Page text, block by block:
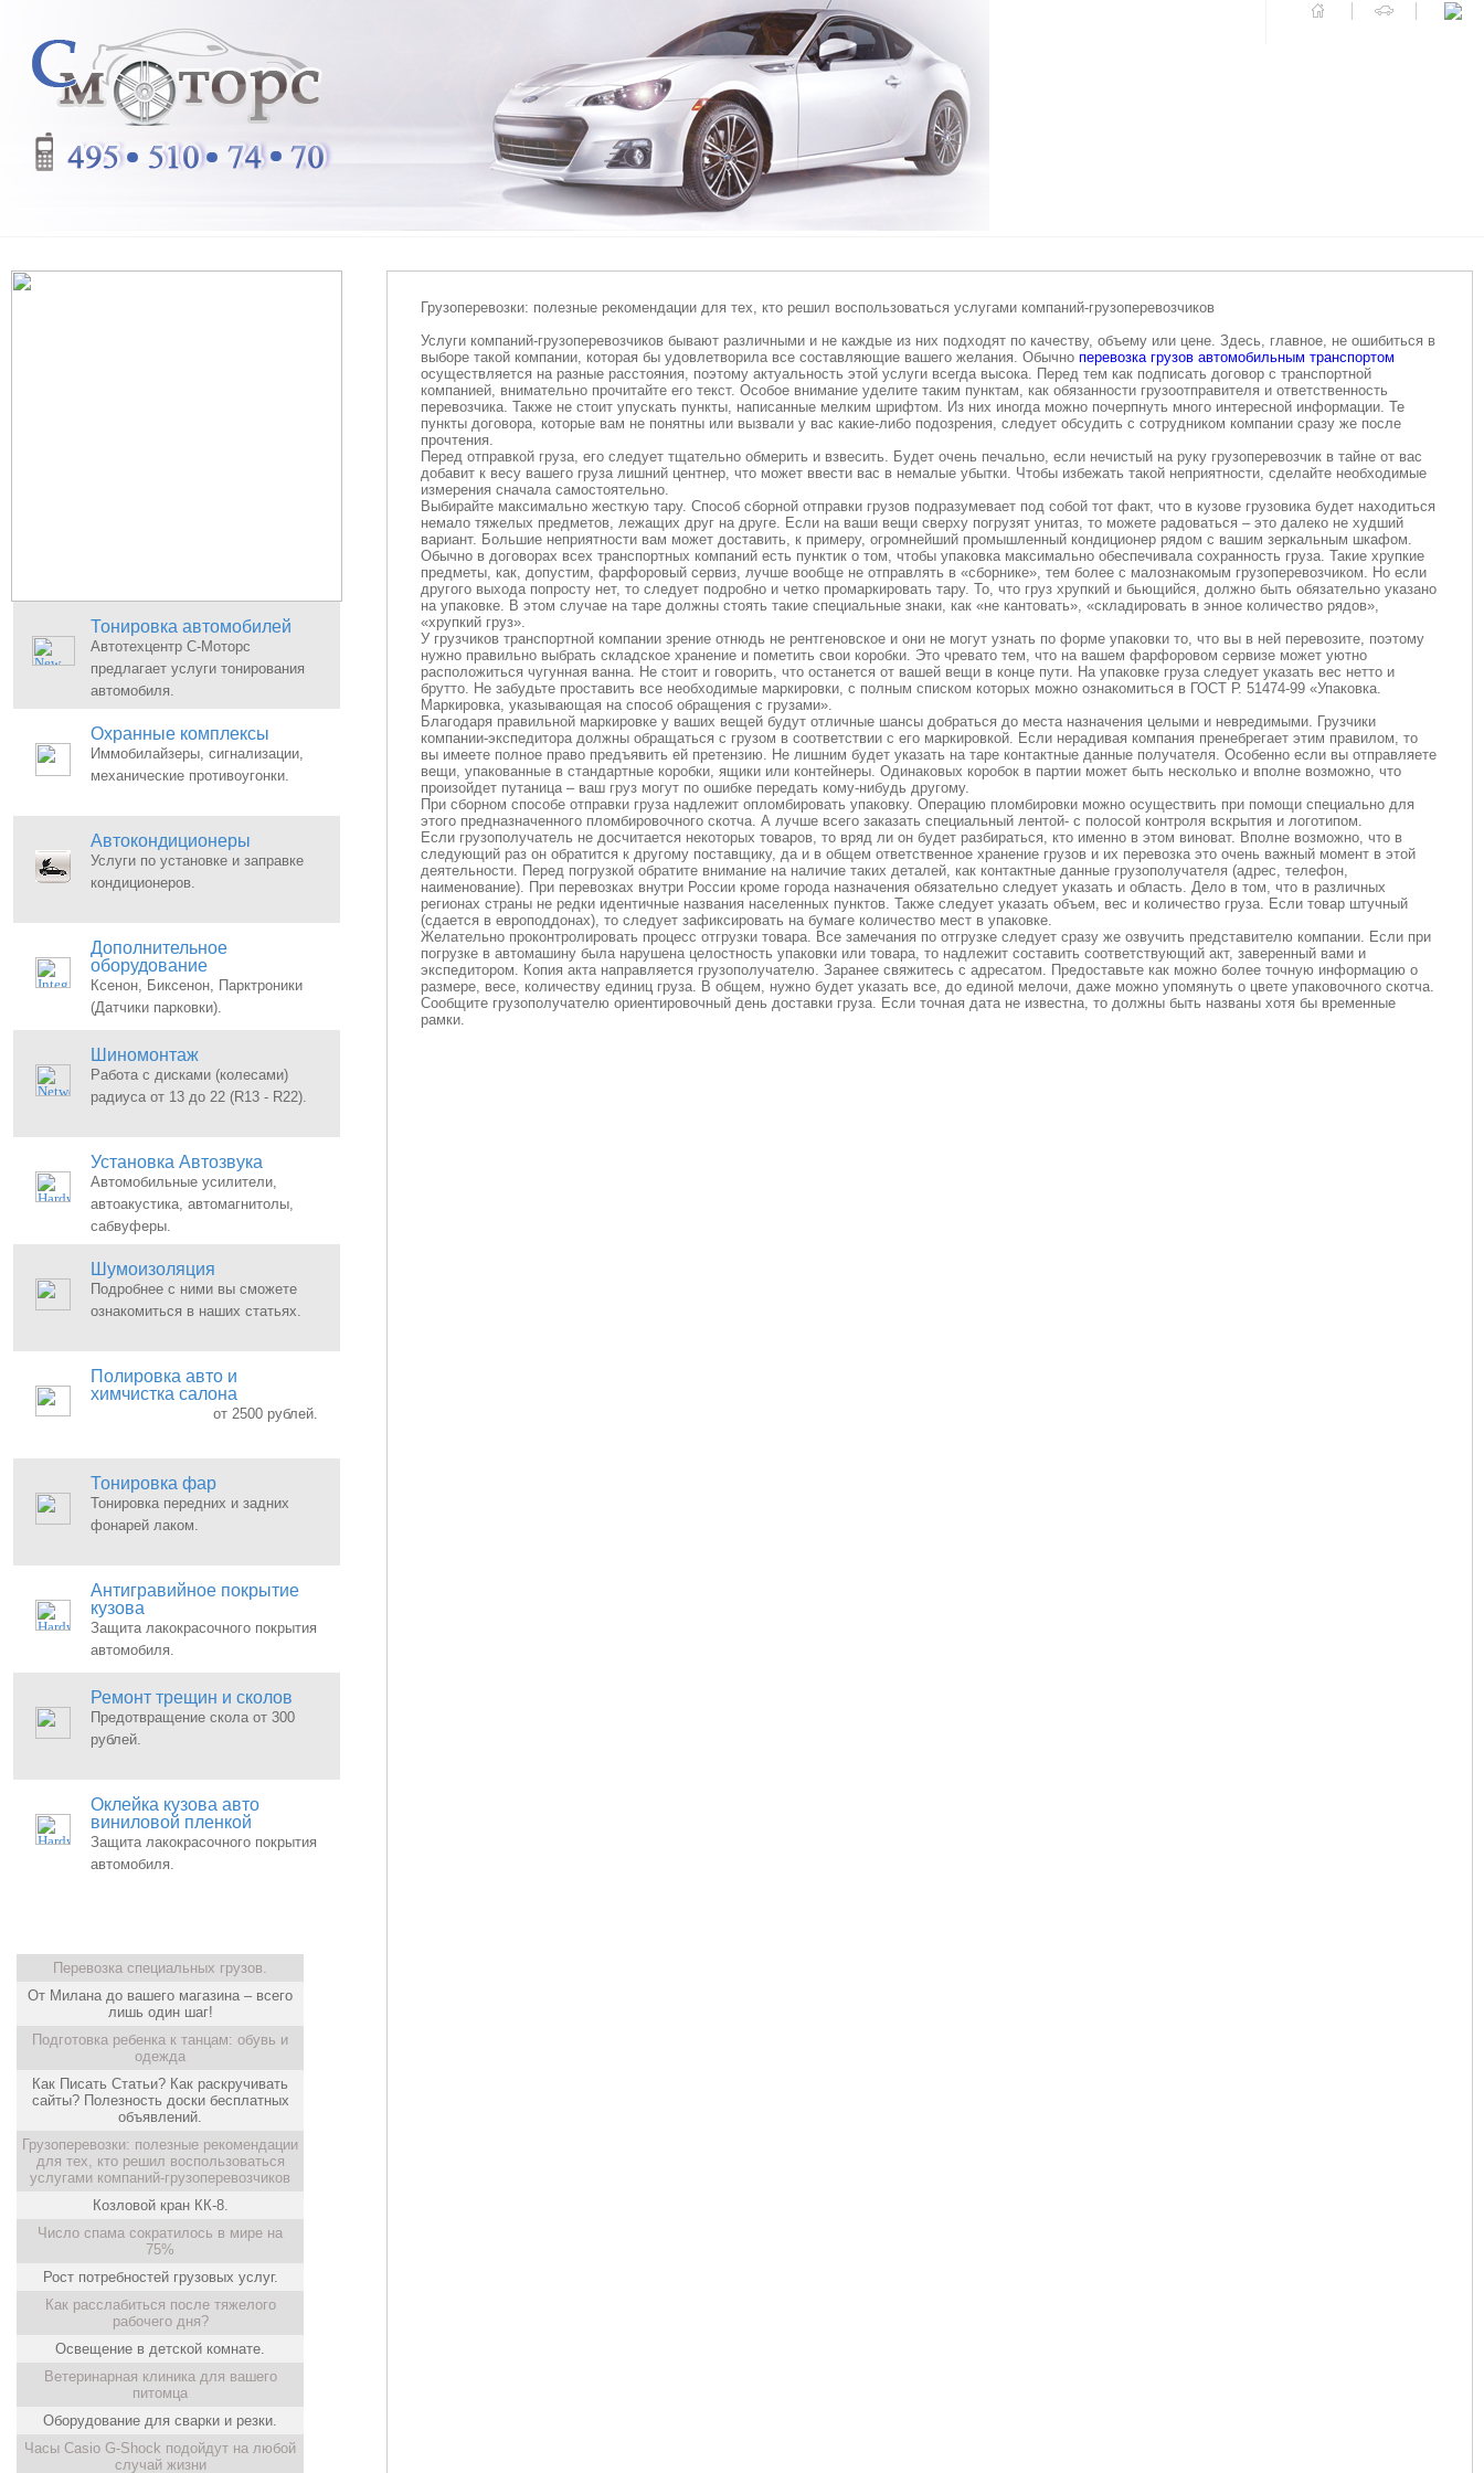
Тонировка автомобилей
Автотехцентр С-Моторс
предлагает услуги тонирования
автомобиля.
Охранные комплексы
Иммобилайзеры, сигнализации,
механические противоугонки.
Автокондиционеры
Услуги по установке и заправке
кондиционеров.
Дополнительное
оборудование
Ксенон, Биксенон, Парктроники
(Датчики парковки).
Шиномонтаж
Работа с дисками (колесами)
радиуса от 13 до 22 (R13 - R22).
Установка Автозвука
Автомобильные усилители,
автоакустика, автомагнитолы,
сабвуферы.
Шумоизоляция
Подробнее с ними вы сможете
ознакомиться в наших статьях.
Полировка авто и
химчистка салона
от 2500 рублей.
Тонировка фар
Тонировка передних и задних
фонарей лаком.
Антигравийное покрытие
кузова
Защита лакокрасочного покрытия
автомобиля.
Ремонт трещин и сколов
Предотвращение скола от 300
рублей.
Оклейка кузова авто
виниловой пленкой
Защита лакокрасочного покрытия
автомобиля.
Перевозка специальных грузов.
От Милана до вашего магазина – всего
лишь один шаг!
Подготовка ребенка к танцам: обувь и
одежда
Как Писать Статьи? Как раскручивать
сайты? Полезность доски бесплатных
объявлений.
Грузоперевозки: полезные рекомендации
для тех, кто решил воспользоваться
услугами компаний-грузоперевозчиков
Козловой кран КК-8.
Число спама сократилось в мире на
75%
Рост потребностей грузовых услуг.
Как расслабиться после тяжелого
рабочего дня?
Освещение в детской комнате.
Ветеринарная клиника для вашего
питомца
Оборудование для сварки и резки.
Часы Casio G-Shock подойдут на любой
случай жизни
Грузоперевозки: полезные рекомендации для тех, кто решил воспользоваться услугами компаний-грузоперевозчиков
Услуги компаний-грузоперевозчиков бывают различными и не каждые из них подходят по качеству, объему или цене. Здесь, главное, не ошибиться в
выборе такой компании, которая бы удовлетворила все составляющие вашего желания. Обычно перевозка грузов автомобильным транспортом
осуществляется на разные расстояния, поэтому актуальность этой услуги всегда высока. Перед тем как подписать договор с транспортной
компанией, внимательно прочитайте его текст. Особое внимание уделите таким пунктам, как обязанности грузоотправителя и ответственность
перевозчика. Также не стоит упускать пункты, написанные мелким шрифтом. Из них иногда можно почерпнуть много интересной информации. Те
пункты договора, которые вам не понятны или вызвали у вас какие-либо подозрения, следует обсудить с сотрудником компании сразу же после
прочтения.
Перед отправкой груза, его следует тщательно обмерить и взвесить. Будет очень печально, если нечистый на руку грузоперевозчик в тайне от вас
добавит к весу вашего груза лишний центнер, что может ввести вас в немалые убытки. Чтобы избежать такой неприятности, сделайте необходимые
измерения сначала самостоятельно.
Выбирайте максимально жесткую тару. Способ сборной отправки грузов подразумевает под собой тот факт, что в кузове грузовика будет находиться
немало тяжелых предметов, лежащих друг на друге. Если на ваши вещи сверху погрузят унитаз, то можете радоваться – это далеко не худший
вариант. Большие неприятности вам может доставить, к примеру, огромнейший промышленный кондиционер рядом с вашим зеркальным шкафом.
Обычно в договорах всех транспортных компаний есть пунктик о том, чтобы упаковка максимально обеспечивала сохранность груза. Такие хрупкие
предметы, как, допустим, фарфоровый сервиз, лучше вообще не отправлять в «сборнике», тем более с малознакомым грузоперевозчиком. Но если
другого выхода попросту нет, то следует подробно и четко промаркировать тару. То, что груз хрупкий и бьющийся, должно быть обязательно указано
на упаковке. В этом случае на таре должны стоять такие специальные знаки, как «не кантовать», «складировать в энное количество рядов»,
«хрупкий груз».
У грузчиков транспортной компании зрение отнюдь не рентгеновское и они не могут узнать по форме упаковки то, что вы в ней перевозите, поэтому
нужно правильно выбрать складское хранение и пометить свои коробки. Это чревато тем, что на вашем фарфоровом сервизе может уютно
расположиться чугунная ванна. Не стоит и говорить, что останется от вашей вещи в конце пути. На упаковке груза следует указать вес нетто и
брутто. Не забудьте проставить все необходимые маркировки, с полным списком которых можно ознакомиться в ГОСТ Р. 51474-99 «Упаковка.
Маркировка, указывающая на способ обращения с грузами».
Благодаря правильной маркировке у ваших вещей будут отличные шансы добраться до места назначения целыми и невредимыми. Грузчики
компании-экспедитора должны обращаться с грузом в соответствии с его маркировкой. Если нерадивая компания пренебрегает этим правилом, то
вы имеете полное право предъявить ей претензию. Не лишним будет указать на таре контактные данные получателя. Особенно если вы отправляете
вещи, упакованные в стандартные коробки, ящики или контейнеры. Одинаковых коробок в партии может быть несколько и вполне возможно, что
произойдет путаница – ваш груз могут по ошибке передать кому-нибудь другому.
При сборном способе отправки груза надлежит опломбировать упаковку. Операцию пломбировки можно осуществить при помощи специально для
этого предназначенного пломбировочного скотча. А лучше всего заказать специальный лентой- с полосой контроля вскрытия и логотипом.
Если грузополучатель не досчитается некоторых товаров, то вряд ли он будет разбираться, кто именно в этом виноват. Вполне возможно, что в
следующий раз он обратится к другому поставщику, да и в общем ответственное хранение грузов и их перевозка это очень важный момент в этой
деятельности. Перед погрузкой обратите внимание на наличие таких деталей, как контактные данные грузополучателя (адрес, телефон,
наименование). При перевозках внутри России кроме города назначения обязательно следует указать и область. Дело в том, что в различных
регионах страны не редки идентичные названия населенных пунктов. Также следует указать объем, вес и количество груза. Если товар штучный
(сдается в европоддонах), то следует зафиксировать на бумаге количество мест в упаковке.
Желательно проконтролировать процесс отгрузки товара. Все замечания по отгрузке следует сразу же озвучить представителю компании. Если при
погрузке в автомашину была нарушена целостность упаковки или товара, то надлежит составить соответствующий акт, заверенный вами и
экспедитором. Копия акта направляется грузополучателю. Заранее свяжитесь с адресатом. Предоставьте как можно более точную информацию о
размере, весе, количеству единиц груза. В общем, нужно будет указать все, до единой мелочи, даже можно упомянуть о цвете упаковочного скотча.
Сообщите грузополучателю ориентировочный день доставки груза. Если точная дата не известна, то должны быть названы хотя бы временные
рамки.